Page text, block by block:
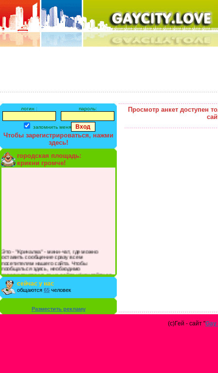
логин : пароль:
запомнить меня
Чтобы зарегистрироваться, нажми
здесь!
городская площадь:
крикни громче!
Это - "Кричалка" - мини-чат, где можно
оставить сообщение сразу всем
посетителям нашего сайта. Чтобы
пообщаться здесь, необходимо
зарегистрироваться на сайте и/или войти со
своими логином и паролем.
сейчас у нас
общаются 65 человек
Разместить рекламу
Просмотр анкет доступен
(с)Гей - сайт "Gay